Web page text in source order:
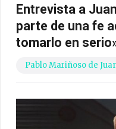
Entrevista a
parte de una fe
tomarlo en
Pablo Mariñoso de